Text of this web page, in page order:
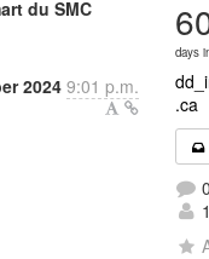
du SMC
2024 9:01 p.m.
days
.ca